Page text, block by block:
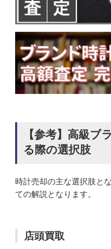
【参考】高級ブ
る際の選択肢
時計売却の主な選択肢と
ての解説となります。
店頭買取